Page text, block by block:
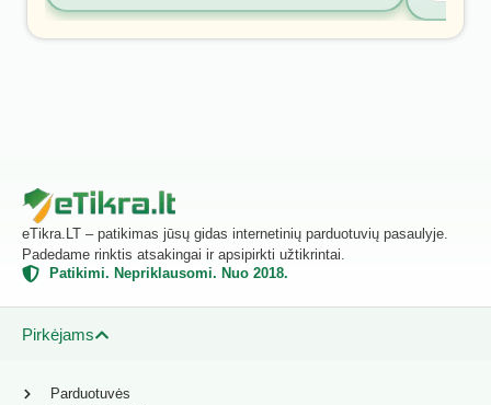
eTikra.LT – patikimas jūsų gidas internetinių parduotuvių pasaulyje.
Padedame rinktis atsakingai ir apsipirkti užtikrintai.
Patikimi. Nepriklausomi. Nuo 2018.
Pirkėjams
Parduotuvės